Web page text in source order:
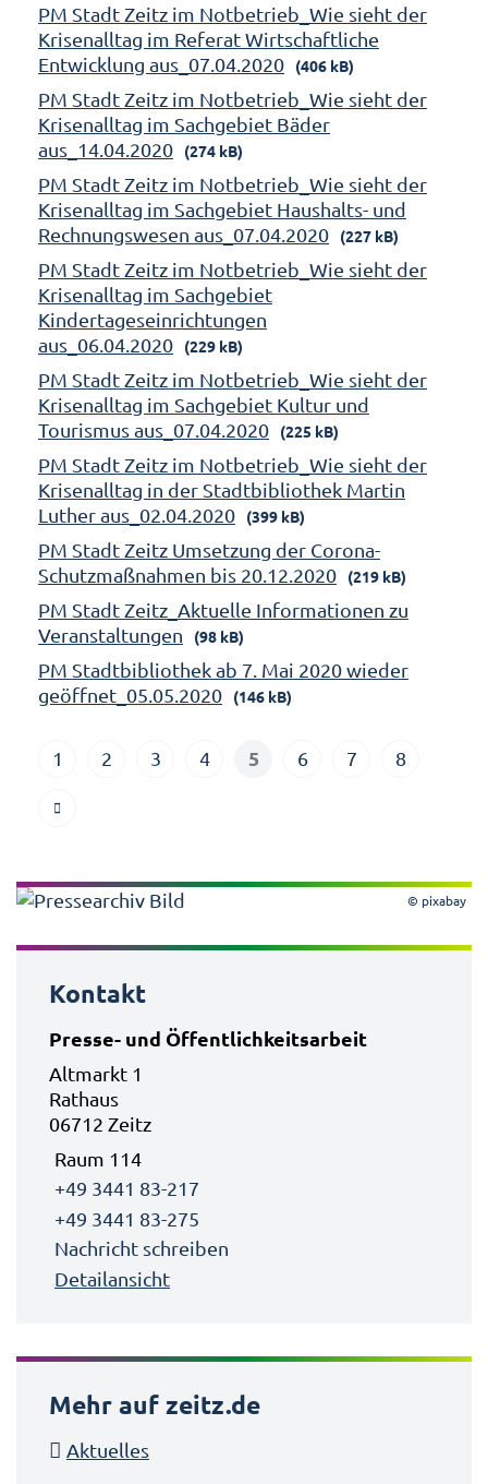
PM Stadt Zeitz im Notbetrieb_Wie sieht der
Krisenalltag im Referat Wirtschaftliche
Entwicklung aus_07.04.2020
(406 kB)
PM Stadt Zeitz im Notbetrieb_Wie sieht der
Krisenalltag im Sachgebiet Bäder
aus_14.04.2020
(274 kB)
PM Stadt Zeitz im Notbetrieb_Wie sieht der
Krisenalltag im Sachgebiet Haushalts- und
Rechnungswesen aus_07.04.2020
(227 kB)
PM Stadt Zeitz im Notbetrieb_Wie sieht der
Krisenalltag im Sachgebiet
Kindertageseinrichtungen
aus_06.04.2020
(229 kB)
PM Stadt Zeitz im Notbetrieb_Wie sieht der
Krisenalltag im Sachgebiet Kultur und
Tourismus aus_07.04.2020
(225 kB)
PM Stadt Zeitz im Notbetrieb_Wie sieht der
Krisenalltag in der Stadtbibliothek Martin
Luther aus_02.04.2020
(399 kB)
PM Stadt Zeitz Umsetzung der Corona-
Schutzmaßnahmen bis 20.12.2020
(219 kB)
PM Stadt Zeitz_Aktuelle Informationen zu
Veranstaltungen
(98 kB)
PM Stadtbibliothek ab 7. Mai 2020 wieder
geöffnet_05.05.2020
(146 kB)
1 2 3 4 5 6 7 8
© pixabay
Kontakt
Presse- und Öffentlichkeitsarbeit
Altmarkt 1
Rathaus
06712 Zeitz
Raum 114
+49 3441 83-217
+49 3441 83-275
Nachricht schreiben
Detailansicht
Mehr auf zeitz.de
Aktuelles